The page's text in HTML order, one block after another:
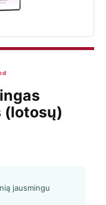
(lotosų)
jausmingu